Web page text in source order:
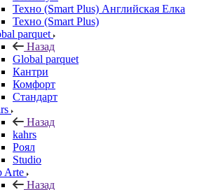
Техно (Smart Plus) Английская Елка
Техно (Smart Plus)
parquet
Назад
Global parquet
Кантри
Комфорт
Стандарт
Назад
kahrs
Роял
Studio
Arte
Назад